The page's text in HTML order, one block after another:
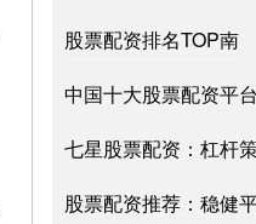
股票配资排名TOP南
中国十大股票配资平
七星股票配资：杠杆
股票配资推荐：稳健